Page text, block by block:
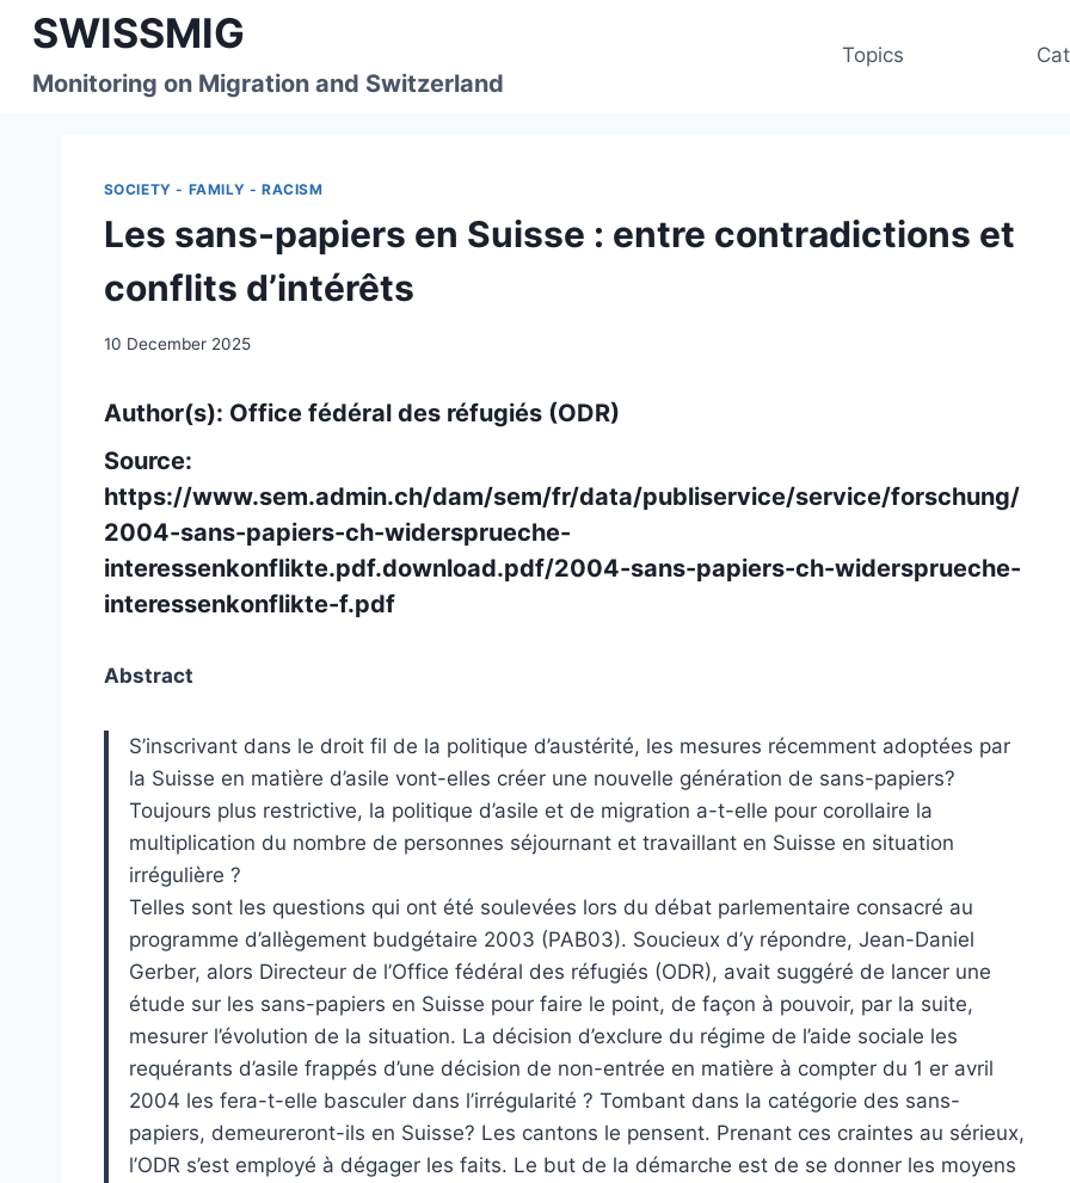
Skip
content
SWISSMIG
Monitoring on Migration and Switzerland
Topics
SOCIETY - FAMILY - RACISM
Les sans-papiers en Suisse : entre contradictions et
conflits d’intérêts
10 December 2025
Author(s): Office fédéral des réfugiés (ODR)
Source:
https://www.sem.admin.ch/dam/sem/fr/data/publiservice/service/forschung/
2004-sans-papiers-ch-widersprueche-
interessenkonflikte.pdf.download.pdf/2004-sans-papiers-ch-widersprueche-
interessenkonflikte-f.pdf
Abstract
S’inscrivant dans le droit fil de la politique d’austérité, les mesures récemment adoptées par
la Suisse en matière d’asile vont-elles créer une nouvelle génération de sans-papiers?
Toujours plus restrictive, la politique d’asile et de migration a-t-elle pour corollaire la
multiplication du nombre de personnes séjournant et travaillant en Suisse en situation
irrégulière ?
Telles sont les questions qui ont été soulevées lors du débat parlementaire consacré au
programme d’allègement budgétaire 2003 (PAB03). Soucieux d’y répondre, Jean-Daniel
Gerber, alors Directeur de l’Office fédéral des réfugiés (ODR), avait suggéré de lancer une
étude sur les sans-papiers en Suisse pour faire le point, de façon à pouvoir, par la suite,
mesurer l’évolution de la situation. La décision d’exclure du régime de l’aide sociale les
requérants d’asile frappés d’une décision de non-entrée en matière à compter du 1 er avril
2004 les fera-t-elle basculer dans l’irrégularité ? Tombant dans la catégorie des sans-
papiers, demeureront-ils en Suisse? Les cantons le pensent. Prenant ces craintes au sérieux,
l’ODR s’est employé à dégager les faits. Le but de la démarche est de se donner les moyens